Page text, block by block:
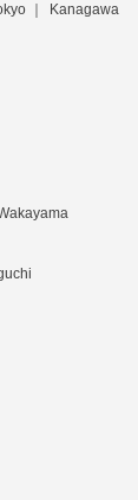
Kanagawa